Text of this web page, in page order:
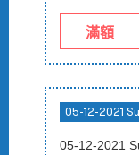
滿額
05-12-2021
05-12-2021